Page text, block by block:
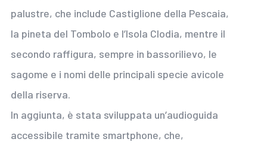
palustre, che include Castiglione della Pescaia,
la pineta del Tombolo e l’Isola Clodia, mentre il
secondo raffigura, sempre in bassorilievo, le
sagome e i nomi delle principali specie avicole
della riserva.
In aggiunta, è stata sviluppata un’audioguida
accessibile tramite smartphone, che,